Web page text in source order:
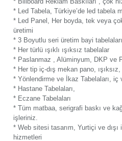
* Led Tabela, Türkiye’de led tabela
* Led Panel, Her boyda, tek veya
üretimi
* 3 Boyutlu seri üretim bayi tabelaları
* Her türlü ışıklı ışıksız tabelalar
* Paslanmaz , Alüminyum, DKP ve
* Her tip iç-dış mekan pano, ışıksız,
* Yönlendirme ve İkaz Tabelaları, iç
* Hastane Tabelaları,
* Eczane Tabelaları
* Tüm matbaa, serigrafi baskı ve
işleriniz.
* Web sitesi tasarım, Yurtiçi ve
hizmetleri